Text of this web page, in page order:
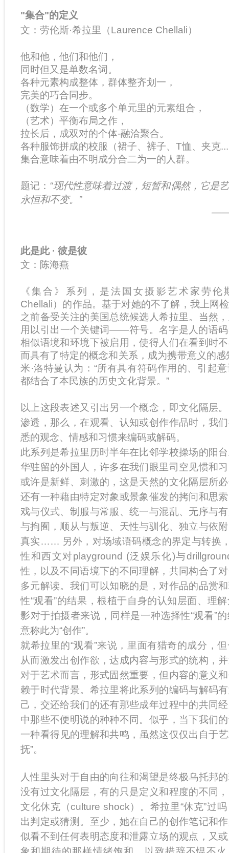
"集合"的定义
文：劳伦斯·希拉里（Laurence Chellali）
他和他，他们和他们，
同时但又是单数名词。
各种元素构成整体，群体整齐划一，
完美的巧合同步。
（数学）在一个或多个单元里的元素组合，
（艺术）平衡布局之作，
拉长后，成双对的个体-融洽聚合。
各种服饰拼成的校服（裙子、裤子、T恤、夹克
集合意味着由不明成分合二为一的人群。
题记： “现代性意味着过渡，短暂和偶然，它是
永恒和不变。”
——
此是此 · 彼是彼
文：陈海燕
《集合》系列，是法国女摄影艺术家劳伦
Chellali）的作品。基于对她的不了解，我上网
之前备受关注的美国总统候选人希拉里。当然
用以引出一个关键词——符号。名字是人的语
相似语境和环境下被启用，使得人们在看到时
而具有了特定的概念和关系，成为携带意义的感
米·洛特曼认为：“所有具有符码作用的、引起
都结合了本民族的历史文化背景。”
以上这段表述又引出另一个概念，即文化隔层
渗透，那么，在观看、认知或创作作品时，我
悉的观念、情感和习惯来编码或解码。
此系列是希拉里历时半年在比邻学校操场的阳
华驻留的外国人，许多在我们眼里司空见惯和
或许是新鲜、刺激的，这是天然的文化隔层所
还有一种藉由特定对象或景象催发的拷问和思
戏与仪式、制服与常服、统一与混乱、无序与
与拘囿，顺从与叛逆、天性与驯化、独立与依
真实…… 另外，对场域语码概念的界定与转换
性和西文对playground (泛娱乐化)与
性，以及不同语境下的不同理解，共同构合了
多元解读。我们可以知晓的是，对作品的品赏
性“观看”的结果，根植于自身的认知层面、理
影对于拍摄者来说，同样是一种选择性“观看”
意称此为“创作”。
就希拉里的“观看”来说，里面有猎奇的成分，
从而激发出创作欲，达成内容与形式的统构，
对于艺术而言，形式固然重要，但内容的意义
赖于时代背景。希拉里将此系列的编码与解码
己，交还给我们的还有那些成年过程中的共同
中那些不便明说的种种不同。似乎，当下我们
一种看得见的理解和共鸣，虽然这仅仅出自于艺
抚”。
人性里头对于自由的向往和渴望是终极乌托邦
没有过文化隔层，有的只是定义和程度的不同
文化休克（culture shock）。希拉里“休克”过
出判定或猜测。至少，她在自己的创作笔记和
似看不到任何表明态度和泄露立场的观点，又